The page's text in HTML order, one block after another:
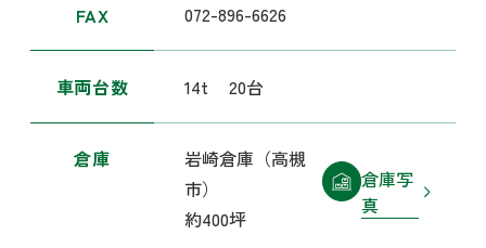
FAX 072-896-6626
車両台数 14t 20台
倉庫
岩崎倉庫（高槻
市）
約400坪
倉庫写
真